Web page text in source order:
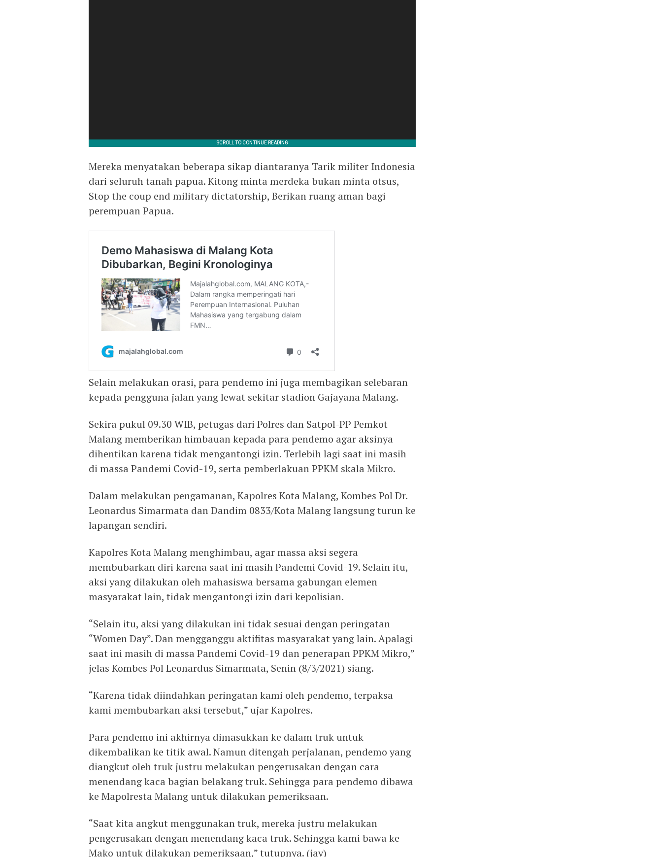
Mereka menyatakan beberapa sikap diantaranya Tarik militer Indonesia
dari seluruh tanah papua. Kitong minta merdeka bukan minta otsus,
Stop the coup end military dictatorship, Berikan ruang aman bagi
perempuan Papua.
Selain melakukan orasi, para pendemo ini juga membagikan selebaran
kepada pengguna jalan yang lewat sekitar stadion Gajayana Malang.
Sekira pukul 09.30 WIB, petugas dari Polres dan Satpol-PP Pemkot
Malang memberikan himbauan kepada para pendemo agar aksinya
dihentikan karena tidak mengantongi izin. Terlebih lagi saat ini masih
di massa Pandemi Covid-19, serta pemberlakuan PPKM skala Mikro.
Dalam melakukan pengamanan, Kapolres Kota Malang, Kombes Pol Dr.
Leonardus Simarmata dan Dandim 0833/Kota Malang langsung turun ke
lapangan sendiri.
Kapolres Kota Malang menghimbau, agar massa aksi segera
membubarkan diri karena saat ini masih Pandemi Covid-19. Selain itu,
aksi yang dilakukan oleh mahasiswa bersama gabungan elemen
masyarakat lain, tidak mengantongi izin dari kepolisian.
“Selain itu, aksi yang dilakukan ini tidak sesuai dengan peringatan
“Women Day”. Dan mengganggu aktifitas masyarakat yang lain. Apalagi
saat ini masih di massa Pandemi Covid-19 dan penerapan PPKM Mikro,”
jelas Kombes Pol Leonardus Simarmata, Senin (8/3/2021) siang.
“Karena tidak diindahkan peringatan kami oleh pendemo, terpaksa
kami membubarkan aksi tersebut,” ujar Kapolres.
Para pendemo ini akhirnya dimasukkan ke dalam truk untuk
dikembalikan ke titik awal. Namun ditengah perjalanan, pendemo yang
diangkut oleh truk justru melakukan pengerusakan dengan cara
menendang kaca bagian belakang truk. Sehingga para pendemo dibawa
ke Mapolresta Malang untuk dilakukan pemeriksaan.
“Saat kita angkut menggunakan truk, mereka justru melakukan
pengerusakan dengan menendang kaca truk. Sehingga kami bawa ke
Mako untuk dilakukan pemeriksaan,” tutupnya. (jay)